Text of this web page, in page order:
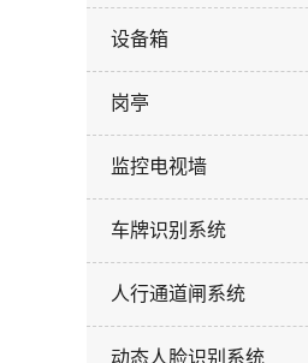
设备箱
岗亭
监控电视墙
车牌识别系统
人行通道闸系统
动态人脸识别系统